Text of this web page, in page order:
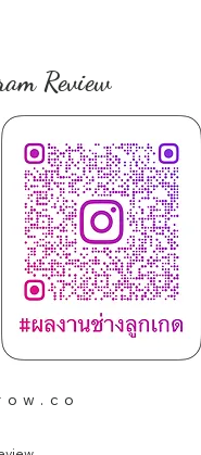
Review